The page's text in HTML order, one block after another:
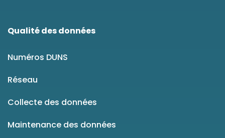
Qualité des données
Numéros DUNS
Réseau
Collecte des données
Maintenance des données